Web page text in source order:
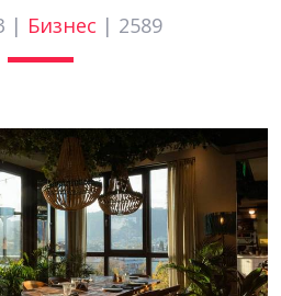
| Бизнес | 2589